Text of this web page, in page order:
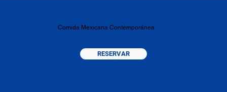
Comida Mexicana Contemporánea
RESERVAR